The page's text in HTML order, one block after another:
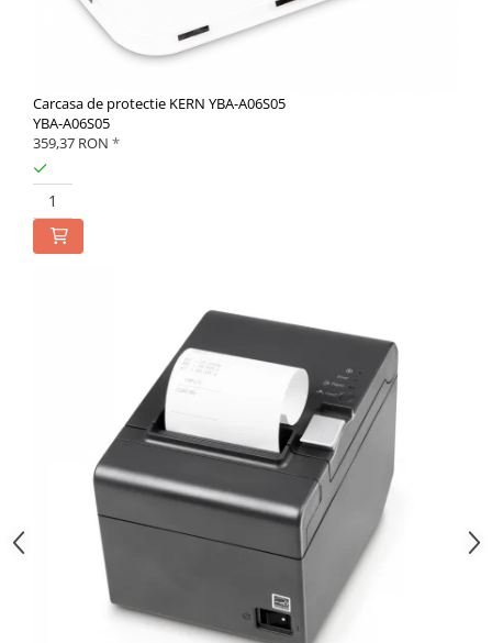
Carcasa de protectie KERN YBA-A06S05
YBA-A06S05
359,37 RON *